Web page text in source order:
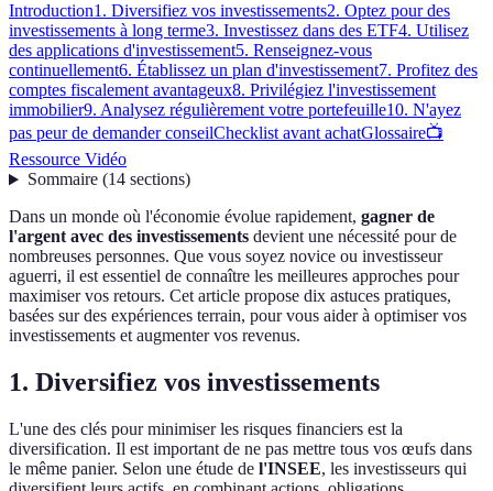
Introduction1. Diversifiez vos investissements2. Optez pour des
investissements à long terme3. Investissez dans des ETF4. Utilisez
des applications d'investissement5. Renseignez-vous
continuellement6. Établissez un plan d'investissement7. Profitez des
comptes fiscalement avantageux8. Privilégiez l'investissement
immobilier9. Analysez régulièrement votre portefeuille10. N'ayez
pas peur de demander conseilChecklist avant achatGlossaire📺
Ressource Vidéo
Sommaire(14 sections)
Dans un monde où l'économie évolue rapidement, gagner de
l'argent avec des investissements devient une nécessité pour de
nombreuses personnes. Que vous soyez novice ou investisseur
aguerri, il est essentiel de connaître les meilleures approches pour
maximiser vos retours. Cet article propose dix astuces pratiques,
basées sur des expériences terrain, pour vous aider à optimiser vos
investissements et augmenter vos revenus.
1. Diversifiez vos investissements
L'une des clés pour minimiser les risques financiers est la
diversification. Il est important de ne pas mettre tous vos œufs dans
le même panier. Selon une étude de l'INSEE, les investisseurs qui